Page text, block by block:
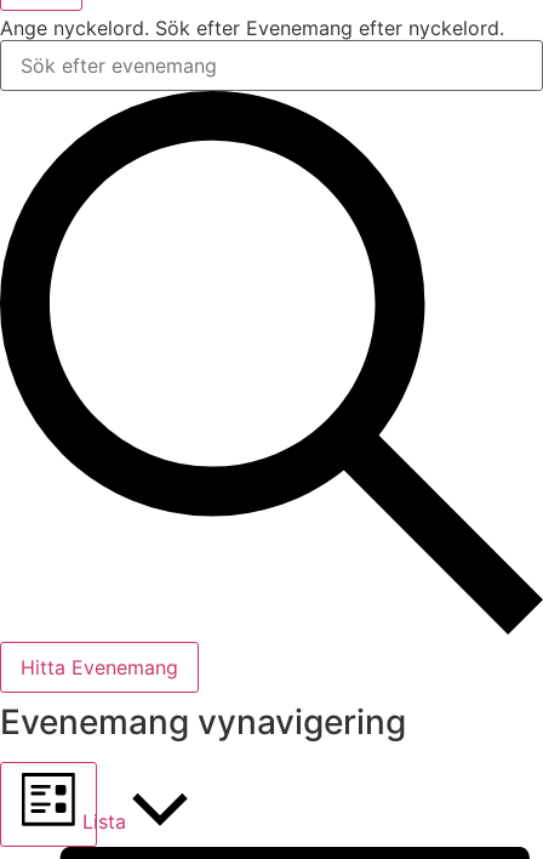
Ange nyckelord. Sök efter Evenemang efter nyckelord.
Hitta Evenemang
Evenemang vynavigering
Lista